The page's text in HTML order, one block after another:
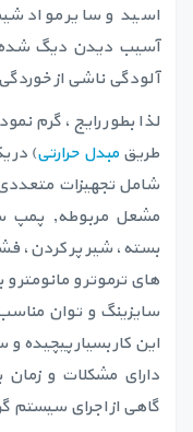
اسید و سایر مواد
آسیب دیدن دیگ شده
آلودگی ناشی از
لذا بطور رایج، گرم
طریقمبدل حرارتی) در
شامل تجهیزات متعددی
مشعل مربوطه, پمپ
بسته، شیر پر کردن،
های ترموتر و مانومتر
سایزینگ و توان
این کار بسیار پیچیده
دارای مشکلات و
گاهی از اجرای سیستم